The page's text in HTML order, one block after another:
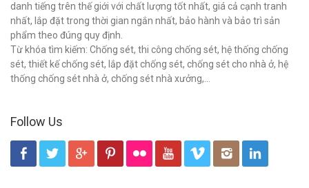
danh tiếng trên thế giới với chất lượng tốt nhất, giá cả cạnh tranh
nhất, lắp đặt trong thời gian ngắn nhất, bảo hành và bảo trì sản
phẩm theo đúng quy định.
Từ khóa tìm kiếm: Chống sét, thi công chống sét, hệ thống chống
sét, thiết kế chống sét, lắp đặt chống sét, chống sét cho nhà ở, hệ
thống chống sét nhà ở, chống sét nhà xưởng,...
Follow Us